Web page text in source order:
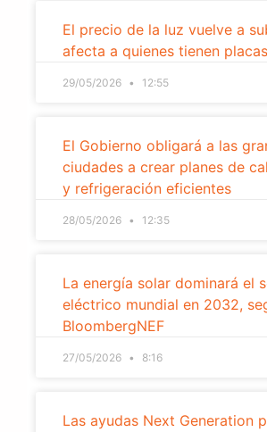
El precio de la luz vuelve a
afecta a quienes tienen
29/05/2026 12:55
El Gobierno obligará a las
ciudades a crear planes de
y refrigeración eficientes
28/05/2026 12:35
La energía solar dominará el
eléctrico mundial en 2032,
BloombergNEF
27/05/2026 8:16
Las ayudas Next Generation